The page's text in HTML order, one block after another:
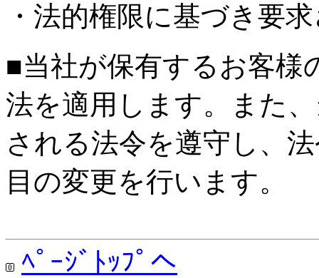
・法的権限に基づき要
■当社が保有するお客様
法を適用します。また
される法令を遵守し、
目の変更を行います。
ﾍﾟｰｼﾞﾄｯﾌﾟへ